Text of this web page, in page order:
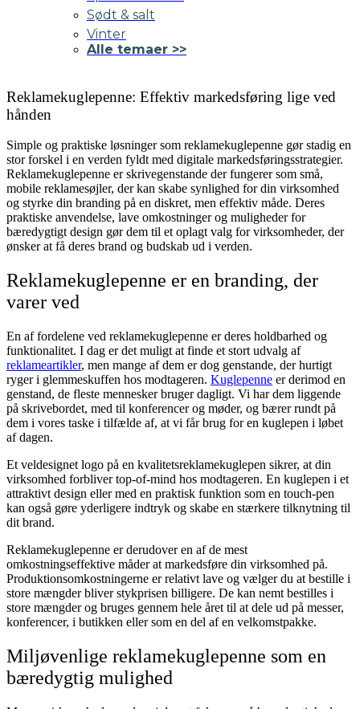
Sødt & salt
Vinter
Alle temaer >>
Reklamekuglepenne: Effektiv markedsføring lige ved
hånden
Simple og praktiske løsninger som reklamekuglepenne gør stadig en
stor forskel i en verden fyldt med digitale markedsføringsstrategier.
Reklamekuglepenne er skrivegenstande der fungerer som små,
mobile reklamesøjler, der kan skabe synlighed for din virksomhed
og styrke din branding på en diskret, men effektiv måde. Deres
praktiske anvendelse, lave omkostninger og muligheder for
bæredygtigt design gør dem til et oplagt valg for virksomheder, der
ønsker at få deres brand og budskab ud i verden.
Reklamekuglepenne er en branding, der
varer ved
En af fordelene ved reklamekuglepenne er deres holdbarhed og
funktionalitet. I dag er det muligt at finde et stort udvalg af
reklameartikler, men mange af dem er dog genstande, der hurtigt
ryger i glemmeskuffen hos modtageren. Kuglepenne er derimod en
genstand, de fleste mennesker bruger dagligt. Vi har dem liggende
på skrivebordet, med til konferencer og møder, og bærer rundt på
dem i vores taske i tilfælde af, at vi får brug for en kuglepen i løbet
af dagen.
Et veldesignet logo på en kvalitetsreklamekuglepen sikrer, at din
virksomhed forbliver top-of-mind hos modtageren. En kuglepen i et
attraktivt design eller med en praktisk funktion som en touch-pen
kan også gøre yderligere indtryk og skabe en stærkere tilknytning til
dit brand.
Reklamekuglepenne er derudover en af de mest
omkostningseffektive måder at markedsføre din virksomhed på.
Produktionsomkostningerne er relativt lave og vælger du at bestille i
store mængder bliver stykprisen billigere. De kan nemt bestilles i
store mængder og bruges gennem hele året til at dele ud på messer,
konferencer, i butikken eller som en del af en velkomstpakke.
Miljøvenlige reklamekuglepenne som en
bæredygtig mulighed